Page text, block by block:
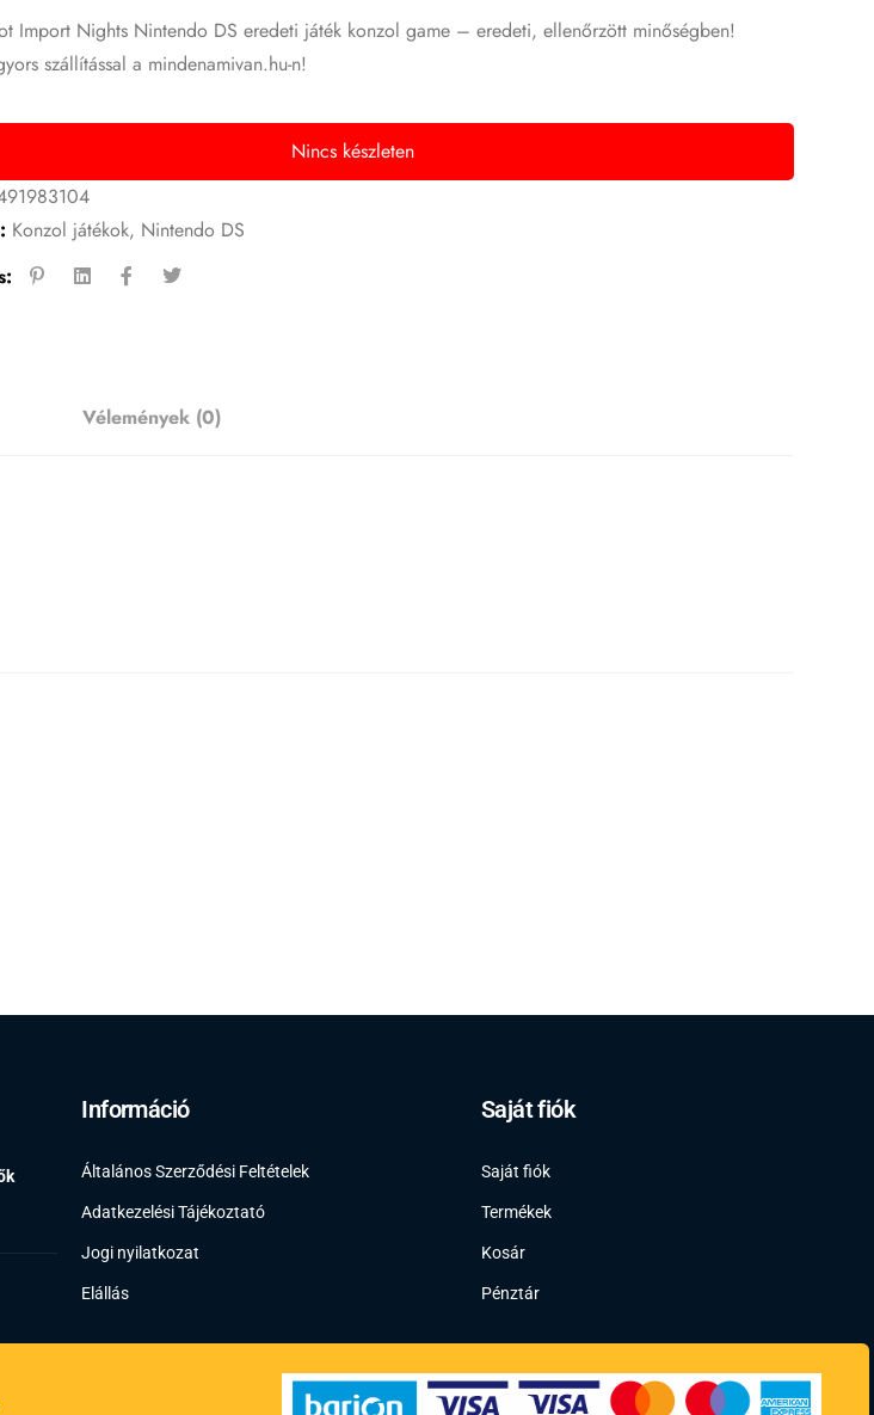
Import Nights Nintendo DS eredeti játék konzol game – eredeti, ellenőrzött minőségben!
szállítással a mindenamivan.hu-n!
Nincs készleten
Konzol játékok, Nintendo DS
Vélemények (0)
Információ
Általános Szerződési Feltételek
Adatkezelési Tájékoztató
Jogi nyilatkozat
Elállás
Saját fiók
Saját fiók
Termékek
Kosár
Pénztár